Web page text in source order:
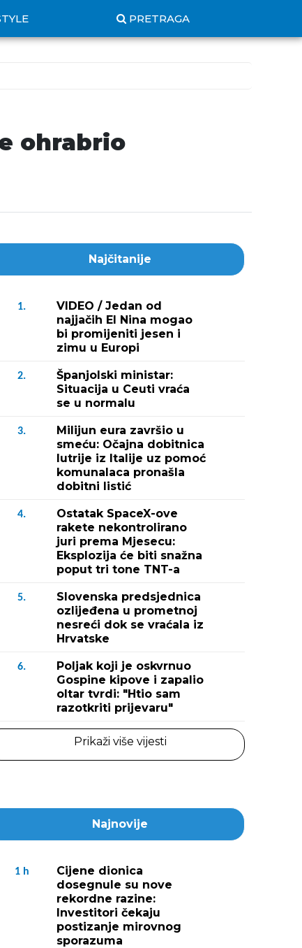
PRETRAGA
ohrabrio
Najčitanije
1.
VIDEO / Jedan od
najjačih El Nina mogao
bi promijeniti jesen i
zimu u Europi
2.
Španjolski ministar:
Situacija u Ceuti vraća
se u normalu
3.
Milijun eura završio u
smeću: Očajna dobitnica
lutrije iz Italije uz pomoć
komunalaca pronašla
dobitni listić
4.
Ostatak SpaceX-ove
rakete nekontrolirano
juri prema Mjesecu:
Eksplozija će biti snažna
poput tri tone TNT-a
5.
Slovenska predsjednica
ozlijeđena u prometnoj
nesreći dok se vraćala iz
Hrvatske
6.
Poljak koji je oskvrnuo
Gospine kipove i zapalio
oltar tvrdi: "Htio sam
razotkriti prijevaru"
Prikaži više vijesti
Najnovije
1 h
Cijene dionica
dosegnule su nove
rekordne razine:
Investitori čekaju
postizanje mirovnog
sporazuma